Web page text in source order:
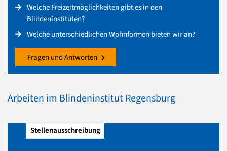
Welche Freizeitmöglichkeiten gibt es in den
Blindeninstituten?
Welche unterschiedlichen Wohnformen bieten wir an?
Fragen und Antworten
Arbeiten im Blindeninstitut Regensburg
Stellenausschreibung